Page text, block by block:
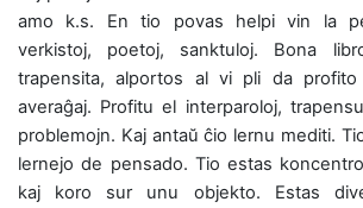
amo k.s. En tio povas helpi vin la
verkistoj, poetoj, sanktuloj. Bona
trapensita, alportos al vi pli da
averaĝaj. Profitu el interparoloj,
problemojn. Kaj antaŭ ĉio lernu mediti.
lernejo de pensado. Tio estas
kaj koro sur unu objekto. Estas